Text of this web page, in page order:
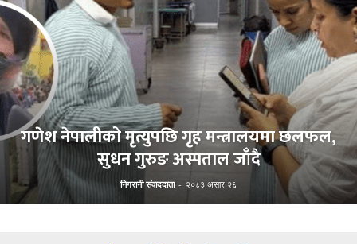
गणेश नेपालीको मृत्युपछि गृह मन्त्रालयमा छलफल,
सुधन गुरुङ अस्पताल जाँदै
निगरानी संवाददाता - २०८३ असार २६